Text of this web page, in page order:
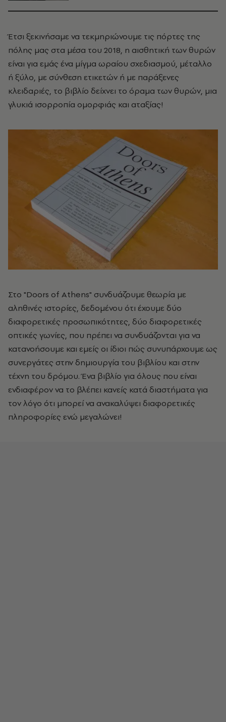
Έτσι ξεκινήσαμε να τεκμηριώνουμε τις πόρτες της
πόλης μας στα μέσα του 2018, η αισθητική των θυρών
είναι για εμάς ένα μίγμα ωραίου σχεδιασμού, μέταλλο
ή ξύλο, με σύνθεση ετικετών ή με παράξενες
κλειδαριές, το βιβλίο δείχνει το όραμα των θυρών, μια
γλυκιά ισορροπία ομορφιάς και αταξίας!
Στο "Doors of Athens" συνδυάζουμε θεωρία με
αληθινές ιστορίες, δεδομένου ότι έχουμε δύο
διαφορετικές προσωπικότητες, δύο διαφορετικές
οπτικές γωνίες, που πρέπει να συνδυάζονται για να
κατανοήσουμε και εμείς οι ίδιοι πώς συνυπάρχουμε ως
συνεργάτες στην δημιουργία του βιβλίου και στην
τέχνη του δρόμου. Ένα βιβλίο για όλους που είναι
ενδιαφέρον να το βλέπει κανείς κατά διαστήματα για
τον λόγο ότι μπορεί να ανακαλύψει διαφορετικές
πληροφορίες ενώ μεγαλώνει!